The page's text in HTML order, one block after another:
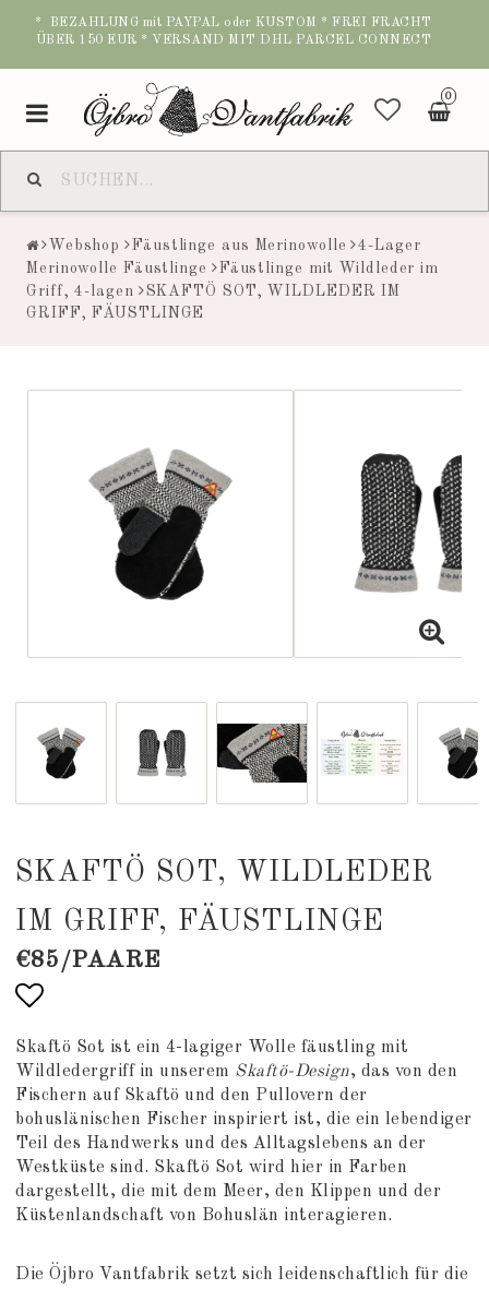
* BEZAHLUNG mit PAYPAL oder KUSTOM * FREI FRACHT
ÜBER 150 EUR * VERSAND MIT DHL PARCEL CONNECT
0
Toggle
navigation
Webshop Fäustlinge aus Merinowolle
4-Lager
Merinowolle Fäustlinge
Fäustlinge mit Wildleder im
Griff, 4-lagen
SKAFTÖ SOT, WILDLEDER IM
GRIFF, FÄUSTLINGE
SKAFTÖ SOT, WILDLEDER
IM GRIFF, FÄUSTLINGE
€85/PAARE
Add to list of favorites
Skaftö Sot ist ein 4-lagiger Wolle fäustling mit
Wildledergriff in unserem Skaftö-Design, das von den
Fischern auf Skaftö und den Pullovern der
bohuslänischen Fischer inspiriert ist, die ein lebendiger
Teil des Handwerks und des Alltagslebens an der
Westküste sind. Skaftö Sot wird hier in Farben
dargestellt, die mit dem Meer, den Klippen und der
Küstenlandschaft von Bohuslän interagieren.
Die Öjbro Vantfabrik setzt sich leidenschaftlich für die